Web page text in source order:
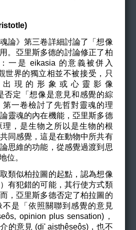
論》第三卷詳細討論了「想像
。亞里斯多德的討論修正了柏
一是 eikasia 的意義被併入
世界的獨立相並不被接受，只
現的形象或心靈影像
否定「想像是意見和感覺的綜
一卷檢討了先哲對靈魂的理
靈魂的內在機能，亞里斯多德
，是生物之所以是生物的根
同感覺，這是在動物中所共有
思維的功能，從感覺過渡到思
位。
類似柏拉圖的起點，認為想像
有犯錯的可能，其行使方式類
，亞里斯多德否定了柏拉圖的
是「依照關聯到感覺的意見
ôs, opinion plus sensation)，
的意見 (di' aisthêseôs)，也不